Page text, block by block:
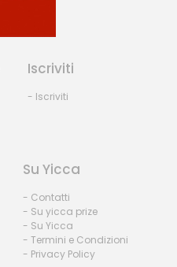
Iscriviti
- Iscriviti
Su Yicca
- Contatti
- Su yicca prize
- Su Yicca
- Termini e Condizioni
- Privacy Policy